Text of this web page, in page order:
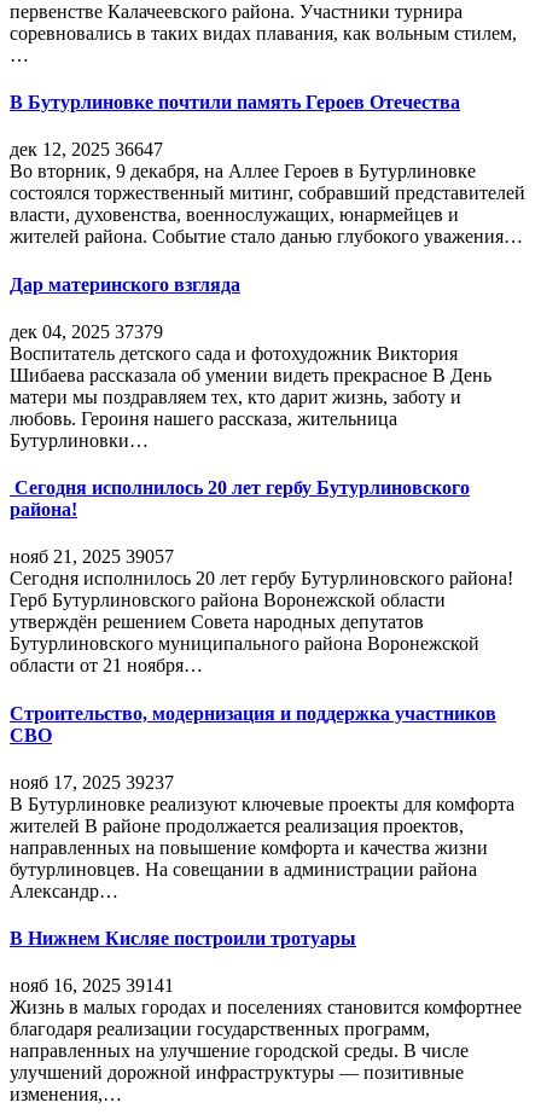
первенстве Калачеевского района. Участники турнира
соревновались в таких видах плавания, как вольным стилем,
…
В Бутурлиновке почтили память Героев Отечества
дек 12, 2025 36647
Во вторник, 9 декабря, на Аллее Героев в Бутурлиновке
состоялся торжественный митинг, собравший представителей
власти, духовенства, военнослужащих, юнармейцев и
жителей района. Событие стало данью глубокого уважения…
Дар материнского взгляда
дек 04, 2025 37379
Воспитатель детского сада и фотохудожник Виктория
Шибаева рассказала об умении видеть прекрасное В День
матери мы поздравляем тех, кто дарит жизнь, заботу и
любовь. Героиня нашего рассказа, жительница
Бутурлиновки…
Сегодня исполнилось 20 лет гербу Бутурлиновского
района!
нояб 21, 2025 39057
Сегодня исполнилось 20 лет гербу Бутурлиновского района!
Герб Бутурлиновского района Воронежской области
утверждён решением Совета народных депутатов
Бутурлиновского муниципального района Воронежской
области от 21 ноября…
Строительство, модернизация и поддержка участников
СВО
нояб 17, 2025 39237
В Бутурлиновке реализуют ключевые проекты для комфорта
жителей В районе продолжается реализация проектов,
направленных на повышение комфорта и качества жизни
бутурлиновцев. На совещании в администрации района
Александр…
В Нижнем Кисляе построили тротуары
нояб 16, 2025 39141
Жизнь в малых городах и поселениях становится комфортнее
благодаря реализации государственных программ,
направленных на улучшение городской среды. В числе
улучшений дорожной инфраструктуры — позитивные
изменения,…